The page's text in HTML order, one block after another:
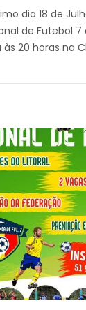
dia 18 de
de Futebol 7
20 horas na